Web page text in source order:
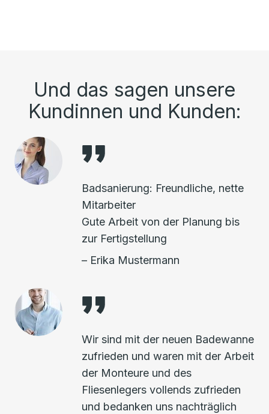
Und das sagen unsere
Kundinnen und Kunden:
Badsanierung: Freundliche, nette
Mitarbeiter
Gute Arbeit von der Planung bis
zur Fertigstellung
– Erika Mustermann
Wir sind mit der neuen Badewanne
zufrieden und waren mit der Arbeit
der Monteure und des
Fliesenlegers vollends zufrieden
und bedanken uns nachträglich